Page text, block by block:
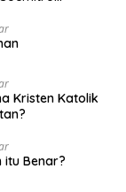
Nasional
Nasional dan
Kristen Katolik
itu Benar?